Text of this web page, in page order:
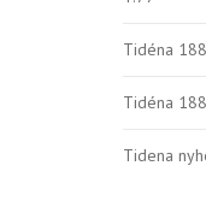
Tidéna
Tidéna
Tidena